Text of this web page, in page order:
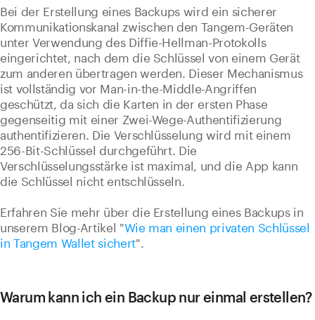
Bei der Erstellung eines Backups wird ein sicherer
Kommunikationskanal zwischen den Tangem-Geräten
unter Verwendung des Diffie-Hellman-Protokolls
eingerichtet, nach dem die Schlüssel von einem Gerät
zum anderen übertragen werden. Dieser Mechanismus
ist vollständig vor Man-in-the-Middle-Angriffen
geschützt, da sich die Karten in der ersten Phase
gegenseitig mit einer Zwei-Wege-Authentifizierung
authentifizieren. Die Verschlüsselung wird mit einem
256-Bit-Schlüssel durchgeführt. Die
Verschlüsselungsstärke ist maximal, und die App kann
die Schlüssel nicht entschlüsseln.
Erfahren Sie mehr über die Erstellung eines Backups in
unserem Blog-Artikel "Wie man einen privaten Schlüssel
in Tangem Wallet sichert".
Warum kann ich ein Backup nur einmal erstellen?